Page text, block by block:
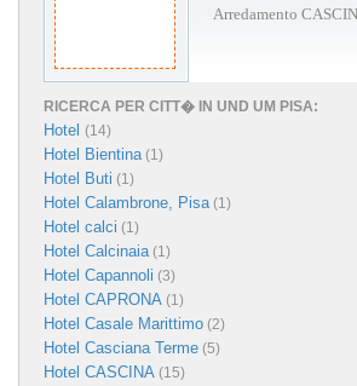
Arredamento
RICERCA PER CITT� IN UND UM PISA:
Hotel (14)
Hotel Bientina(1)
Hotel Buti (1)
Hotel Calambrone, Pisa(1)
Hotel calci (1)
Hotel Calcinaia(1)
Hotel Capannoli (3)
Hotel CAPRONA (1)
Hotel Casale Marittimo (2)
Hotel Casciana Terme (5)
Hotel CASCINA (15)